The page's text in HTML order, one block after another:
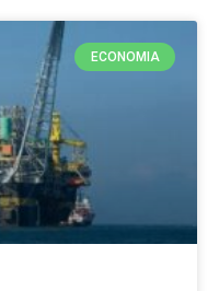
ECONOMIA